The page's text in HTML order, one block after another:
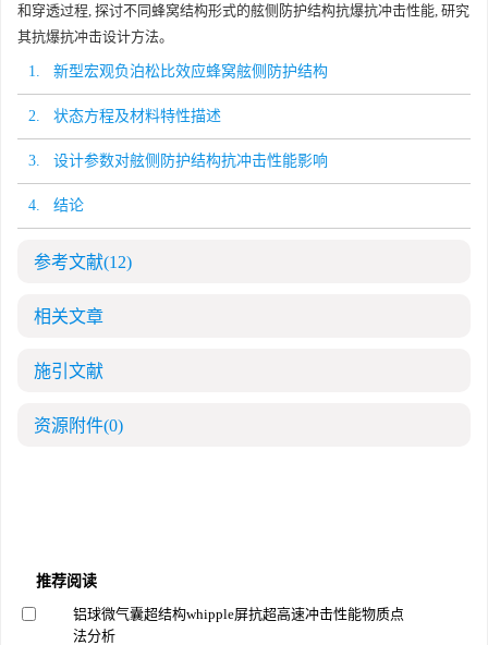
和穿透过程, 探讨不同蜂窝结构形式的舷侧防护结构抗爆抗冲击性能, 研究
其抗爆抗冲击设计方法。
1. 新型宏观负泊松比效应蜂窝舷侧防护结构
2. 状态方程及材料特性描述
3. 设计参数对舷侧防护结构抗冲击性能影响
4. 结论
参考文献(12)
相关文章
施引文献
资源附件(0)
推荐阅读
铝球微气囊超结构whipple屏抗超高速冲击性能物质点
法分析